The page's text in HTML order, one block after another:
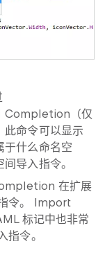
Completion（仅
此命令可以显示
于什么命名空
导入指令。
在扩展
令。 Import
标记中也非常
指令。